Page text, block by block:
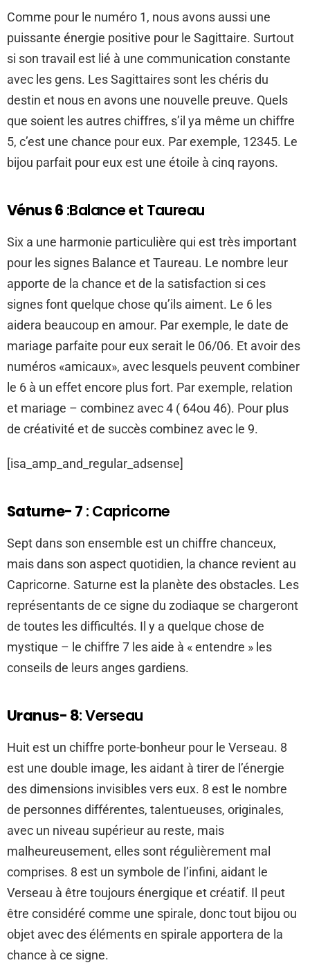
Comme pour le numéro 1, nous avons aussi une
puissante énergie positive pour le Sagittaire. Surtout
si son travail est lié à une communication constante
avec les gens. Les Sagittaires sont les chéris du
destin et nous en avons une nouvelle preuve. Quels
que soient les autres chiffres, s’il ya même un chiffre
5, c’est une chance pour eux. Par exemple, 12345. Le
bijou parfait pour eux est une étoile à cinq rayons.
Vénus 6 :Balance et Taureau
Six a une harmonie particulière qui est très important
pour les signes Balance et Taureau. Le nombre leur
apporte de la chance et de la satisfaction si ces
signes font quelque chose qu’ils aiment. Le 6 les
aidera beaucoup en amour. Par exemple, le date de
mariage parfaite pour eux serait le 06/06. Et avoir des
numéros «amicaux», avec lesquels peuvent combiner
le 6 à un effet encore plus fort. Par exemple, relation
et mariage – combinez avec 4 ( 64ou 46). Pour plus
de créativité et de succès combinez avec le 9.
[isa_amp_and_regular_adsense]
Saturne- 7 : Capricorne
Sept dans son ensemble est un chiffre chanceux,
mais dans son aspect quotidien, la chance revient au
Capricorne. Saturne est la planète des obstacles. Les
représentants de ce signe du zodiaque se chargeront
de toutes les difficultés. Il y a quelque chose de
mystique – le chiffre 7 les aide à « entendre » les
conseils de leurs anges gardiens.
Uranus- 8: Verseau
Huit est un chiffre porte-bonheur pour le Verseau. 8
est une double image, les aidant à tirer de l’énergie
des dimensions invisibles vers eux. 8 est le nombre
de personnes différentes, talentueuses, originales,
avec un niveau supérieur au reste, mais
malheureusement, elles sont régulièrement mal
comprises. 8 est un symbole de l’infini, aidant le
Verseau à être toujours énergique et créatif. Il peut
être considéré comme une spirale, donc tout bijou ou
objet avec des éléments en spirale apportera de la
chance à ce signe.